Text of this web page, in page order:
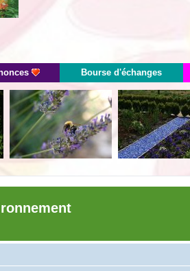
Bourse d'échanges